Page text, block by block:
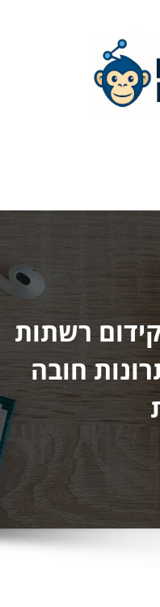
רשתות
3-8 יתרונות חובה